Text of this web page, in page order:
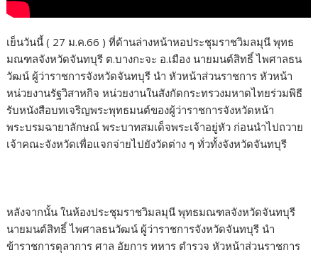
เย็นวันนี้ ( 27 ม.ค.66 ) ที่ด้านล่างหน้าหอประชุมราชวิมลมุนี พุทธ
มณฑลจังหวัดจันทบุรี ต.บางกะจะ อ.เมือง นายมนต์สิทธิ์ ไพศาลธน
วัฒน์ ผู้ว่าราชการจังหวัดจันทบุรี นำ หัวหน้าส่วนราชการ หัวหน้า
หน่วยงานรัฐวิสาหกิจ หน่วยงานในสังกัดกระทรวงมหาดไทยร่วมพิธี
รับหนังสือบทเจริญพระพุทธมนต์ของผู้ว่าราชการจังหวัดหน้า
พระบรมฉายาลักษณ์ พระบาทสมเด็จพระเจ้าอยู่หัว ก่อนนำไปถวาย
เจ้าคณะจังหวัดเพื่อแจกจ่ายไปยังวัดต่าง ๆ ทั่วทั้งจังหวัดจันทบุรี
หลังจากนั้น ในห้องประชุมราชวิมลมุนี พุทธมณฑลจังหวัดจันทบุรี
นายมนต์สิทธิ์ ไพศาลธนวัฒน์ ผู้ว่าราชการจังหวัดจันทบุรี นำ
ข้าราชการตุลาการ ศาล อัยการ ทหาร ตำรวจ หัวหน้าส่วนราชการ